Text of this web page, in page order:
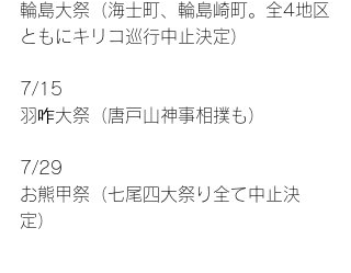
輪島大祭（海士町、輪島崎町。全4地区
ともにキリコ巡行中止決定）
7/15
羽咋大祭（唐戸山神事相撲も）
7/29
お熊甲祭（七尾四大祭り全て中止決
定）